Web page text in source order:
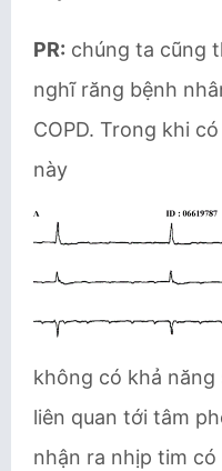
PR: chúng ta cũng
nghĩ răng bệnh
COPD. Trong khi
này
không có khả
liên quan tới tâm
nhận ra nhịp tim